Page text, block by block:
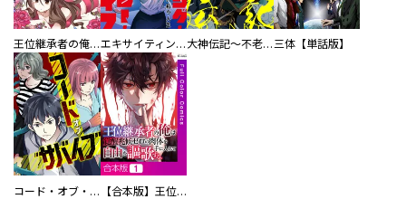
王位継承者の俺は覚醒兆候ゼロの肉体を手に入れて自由を謳歌する。 エキサイティング・ヒーロー・ライフ～退屈ではいられない私の人生 大神伝記～不老国の仁王～三体【単話版】
コード・オブ・サバイブ 【合本版】王位継承者の俺は覚醒兆候ゼロの肉体を手に入れて自由を謳歌する。